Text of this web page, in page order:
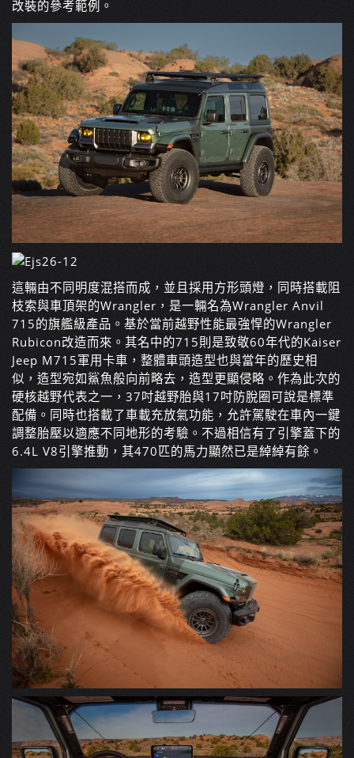
改裝的參考範例。
這輛由不同明度混搭而成，並且採用方形頭燈，同時搭載阻
枝索與車頂架的Wrangler，是一輛名為Wrangler Anvil
715的旗艦級產品。基於當前越野性能最強悍的Wrangler
Rubicon改造而來。其名中的715則是致敬60年代的Kaiser
Jeep M715軍用卡車，整體車頭造型也與當年的歷史相
似，造型宛如鯊魚般向前略去，造型更顯侵略。作為此次的
硬核越野代表之一，37吋越野胎與17吋防脫圈可說是標準
配備。同時也搭載了車載充放氣功能，允許駕駛在車內一鍵
調整胎壓以適應不同地形的考驗。不過相信有了引擎蓋下的
6.4L V8引擎推動，其470匹的馬力顯然已是綽綽有餘。